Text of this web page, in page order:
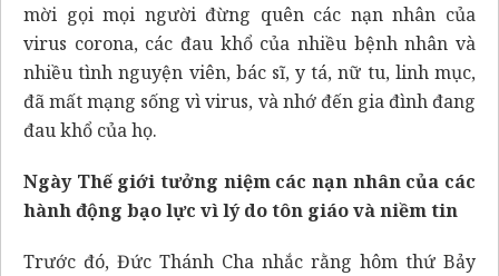
mời gọi mọi người đừng quên các nạn nhân của
virus corona, các đau khổ của nhiều bệnh nhân và
nhiều tình nguyện viên, bác sĩ, y tá, nữ tu, linh mục,
đã mất mạng sống vì virus, và nhớ đến gia đình đang
đau khổ của họ.
Ngày Thế giới tưởng niệm các nạn nhân của các
hành động bạo lực vì lý do tôn giáo và niềm tin
Trước đó, Đức Thánh Cha nhắc rằng hôm thứ Bảy